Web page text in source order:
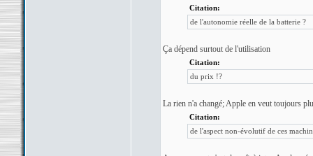
Citation:
de l'autonomie réelle de la batterie ?
Ça dépend surtout de l'utilisation
Citation:
du prix !?
La rien n'a changé; Apple en veut toujours
Citation:
de l'aspect non-évolutif de ces